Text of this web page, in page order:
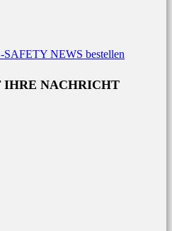
SAFETY NEWS bestellen
IHRE NACHRICHT